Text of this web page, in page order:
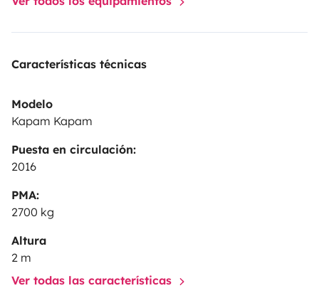
Características técnicas
Modelo
Kapam Kapam
Puesta en circulación:
2016
PMA:
2700 kg
Altura
2 m
Ver todas las características